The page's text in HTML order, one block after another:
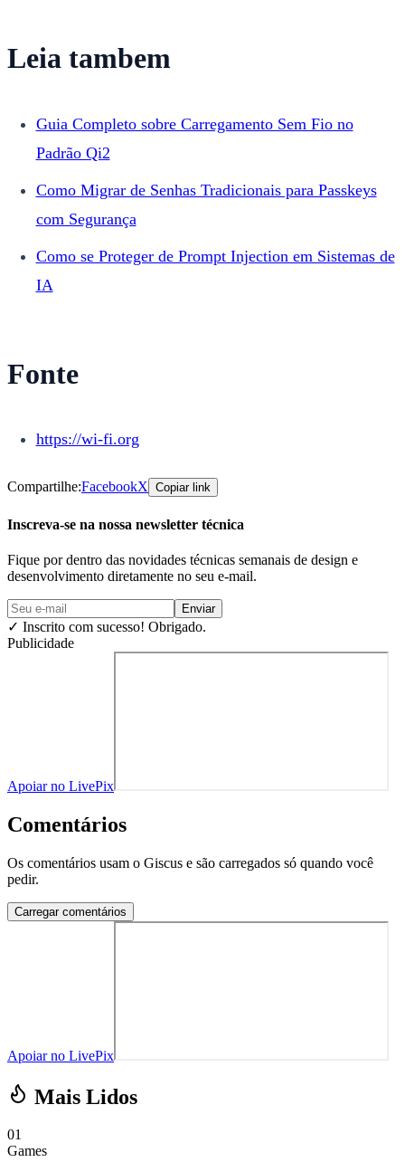
Leia tambem
Guia Completo sobre Carregamento Sem Fio no
Padrão Qi2
Como Migrar de Senhas Tradicionais para Passkeys
com Segurança
Como se Proteger de Prompt Injection em Sistemas de
IA
Fonte
https://wi-fi.org
Compartilhe:FacebookX Copiar link
Inscreva-se na nossa newsletter técnica
Fique por dentro das novidades técnicas semanais de design e
desenvolvimento diretamente no seu e-mail.
Enviar
✓ Inscrito com sucesso! Obrigado.
Publicidade
Apoiar no LivePix
Comentários
Os comentários usam o Giscus e são carregados só quando você
pedir.
Carregar comentários
Apoiar no LivePix
Mais Lidos
01
Games